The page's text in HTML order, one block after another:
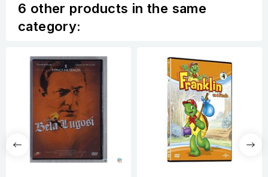
6 other products in the same
category: